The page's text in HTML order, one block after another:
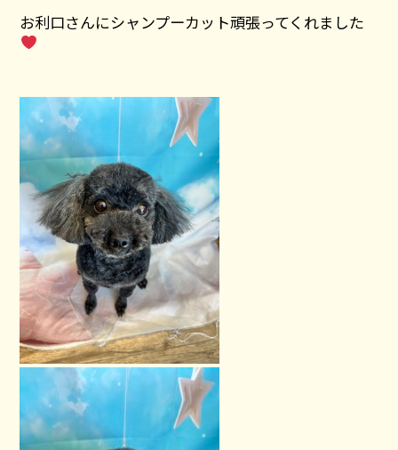
お利口さんにシャンプーカット頑張ってくれました